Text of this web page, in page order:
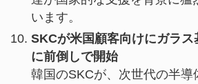
います。
SKCが米国顧客向けにガラス
に前倒しで開始
韓国のSKCが、次世代の半導